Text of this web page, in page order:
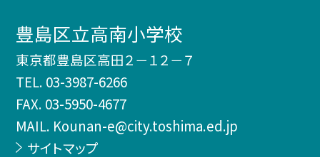
豊島区立高南小学校
東京都豊島区高田２－１２－７
TEL. 03-3987-6266
FAX. 03-5950-4677
MAIL. Kounan-e@city.toshima.ed.jp
サイトマップ